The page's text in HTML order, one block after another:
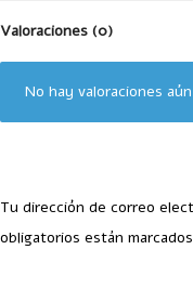
Valoraciones (0)
No hay valoraciones
Tu dirección de correo
obligatorios están